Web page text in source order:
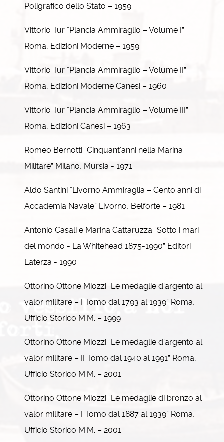
Poligrafico dello Stato – 1959
Vittorio Tur “Plancia Ammiraglio – Volume I”
Roma, Edizioni Moderne – 1959
Vittorio Tur “Plancia Ammiraglio – Volume II”
Roma, Edizioni Moderne Canesi – 1960
Vittorio Tur “Plancia Ammiraglio – Volume III”
Roma, Edizioni Canesi – 1963
Romeo Bernotti “Cinquant’anni nella Marina
Militare” Milano, Mursia - 1971
Aldo Santini “Livorno Ammiraglia – Cento anni di
Accademia Navale” Livorno, Belforte – 1981
Antonio Casali e Marina Cattaruzza “Sotto i mari
del mondo - La Whitehead 1875-1990” Editori
Laterza - 1990
Ottorino Ottone Miozzi “Le medaglie d’argento al
valor militare – I Tomo dal 1793 al 1939” Roma,
Ufficio Storico M.M. – 1999
Ottorino Ottone Miozzi “Le medaglie d’argento al
valor militare – II Tomo dal 1940 al 1991” Roma,
Ufficio Storico M.M. – 2001
Ottorino Ottone Miozzi “Le medaglie di bronzo al
valor militare – I Tomo dal 1887 al 1939” Roma,
Ufficio Storico M.M. – 2001